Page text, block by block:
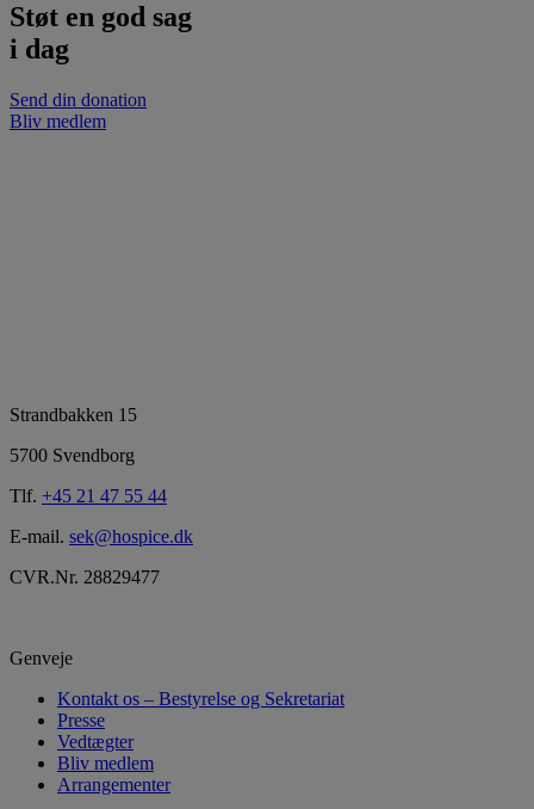
Støt en god sag
i dag
Send din donation
Bliv medlem
Strandbakken 15
5700 Svendborg
Tlf. +45 21 47 55 44
E-mail. sek@hospice.dk
CVR.Nr. 28829477
Genveje
Kontakt os – Bestyrelse og Sekretariat
Presse
Vedtægter
Bliv medlem
Arrangementer